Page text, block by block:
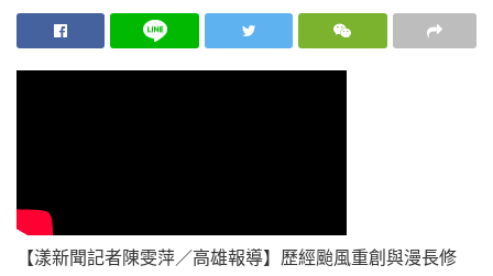
【漾新聞記者陳雯萍／高雄報導】歷經颱風重創與漫長修